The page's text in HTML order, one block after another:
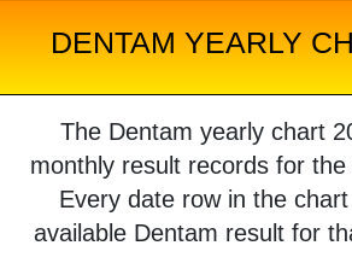
DENTAM YEARLY
The Dentam yearly chart
monthly result records for the
Every date row in the
available Dentam result for